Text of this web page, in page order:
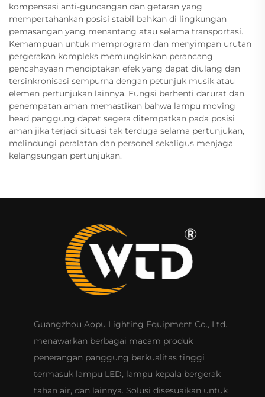
kompensasi anti-guncangan dan getaran yang
mempertahankan posisi stabil bahkan di lingkungan
pemasangan yang menantang atau selama transportasi.
Kemampuan untuk memprogram dan menyimpan urutan
pergerakan kompleks memungkinkan perancang
pencahayaan menciptakan efek yang dapat diulang dan
tersinkronisasi sempurna dengan petunjuk musik atau
elemen pertunjukan lainnya. Fungsi berhenti darurat dan
penempatan aman memastikan bahwa lampu moving
head panggung dapat segera ditempatkan pada posisi
aman jika terjadi situasi tak terduga selama pertunjukan,
melindungi peralatan dan personel sekaligus menjaga
kelangsungan pertunjukan.
Guangzhou Aopu Lighting Equipment Co., Ltd.
menawarkan berbagai macam produk
penerangan panggung berkualitas tinggi
termasuk lampu LED, lampu kepala bergerak
tahan air, dan lainnya. Solusi disesuaikan untuk